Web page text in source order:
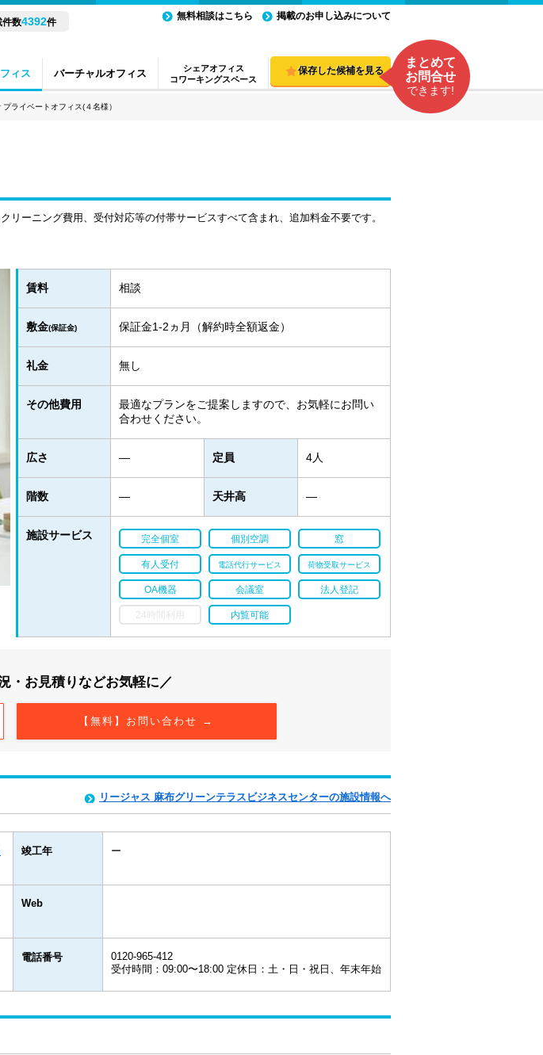
ィス バーチャルオフィス
シェアオフィス
コワーキングスペース
件数4392件
無料相談はこちら 掲載のお申し込みについて
保存した候補を見る
まとめて
お問合せ
できます!
プライベートオフィス(４名様）
ーニング費用、受付対応等の付帯サービスすべて含まれ、追加料金不要です。
賃料 相談
敷金(保証金) 保証金1-2ヵ月（解約時全額返金）
礼金 無し
その他費用
最適なプランをご提案しますので、お気軽にお問い
合わせください。
広さ ― 定員 4人
階数 ― 天井高 ―
施設サービス 完全個室 個別空調 窓
有人受付 電話代行サービス 荷物受取サービス
OA機器 会議室 法人登記
24時間利用 内覧可能
・お見積りなどお気軽に／
【無料】お問い合わせ →
リージャス 麻布グリーンテラスビジネスセンターの施設情報へ
竣工年 ー
Web
電話番号
0120-965-412
受付時間：09:00〜18:00 定休日：土・日・祝日、年末年始